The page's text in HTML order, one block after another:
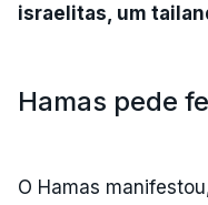
israelitas, um
Hamas pede
O Hamas